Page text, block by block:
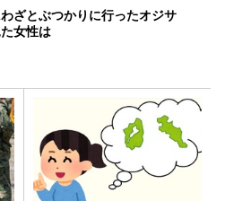
ざとぶつかりに行ったオジサ
女性は